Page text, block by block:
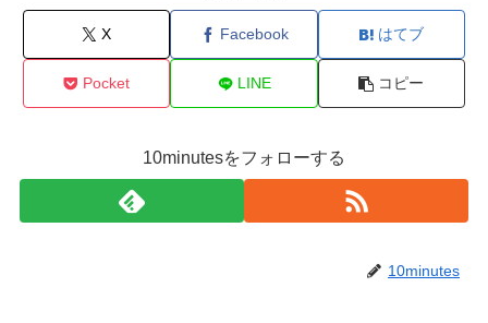
X Facebook はてブ
Pocket LINE コピー
10minutesをフォローする
10minutes